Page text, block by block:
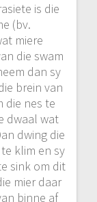
is die
(bv.
miere
die swam
dan sy
brein van
die nes te
dwaal wat
dwing die
klim en sy
sink om dit
mier daar
binne af